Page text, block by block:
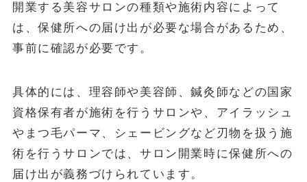
開業する美容サロンの種類や施術内容によって
は、保健所への届け出が必要な場合があるため、
事前に確認が必要です。
具体的には、理容師や美容師、鍼灸師などの国家
資格保有者が施術を行うサロンや、アイラッシュ
やまつ毛パーマ、シェービングなど刃物を扱う施
術を行うサロンでは、サロン開業時に保健所への
届け出が義務づけられています。